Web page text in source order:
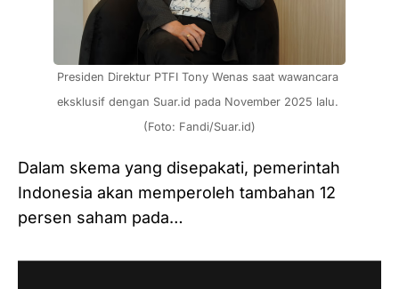
Presiden Direktur PTFI Tony Wenas saat wawancara
eksklusif dengan Suar.id pada November 2025 lalu.
(Foto: Fandi/Suar.id)
Dalam skema yang disepakati, pemerintah
Indonesia akan memperoleh tambahan 12
persen saham pada…